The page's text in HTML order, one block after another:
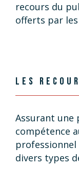
recours du
offerts par
LES
Assurant une
compétence
divers types